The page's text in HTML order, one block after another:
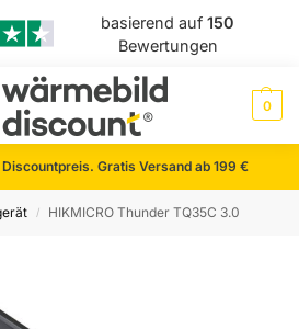
basierend auf150
Bewertungen
0
Gratis Versand ab 199 €
/ HIKMICRO Thunder TQ35C 3.0